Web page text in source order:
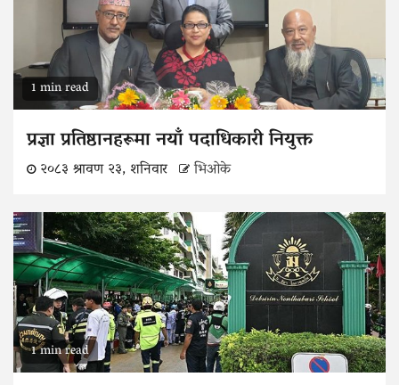
1 min read
प्रज्ञा प्रतिष्ठानहरूमा नयाँ पदाधिकारी नियुक्त
२०८३ श्रावण २३, शनिवार भिओके
1 min read